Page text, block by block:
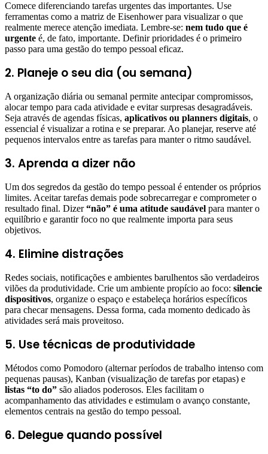
Comece diferenciando tarefas urgentes das importantes. Use
ferramentas como a matriz de Eisenhower para visualizar o que
realmente merece atenção imediata. Lembre-se: nem tudo que é
urgente é, de fato, importante. Definir prioridades é o primeiro
passo para uma gestão do tempo pessoal eficaz.
2. Planeje o seu dia (ou semana)
A organização diária ou semanal permite antecipar compromissos,
alocar tempo para cada atividade e evitar surpresas desagradáveis.
Seja através de agendas físicas, aplicativos ou planners digitais, o
essencial é visualizar a rotina e se preparar. Ao planejar, reserve até
pequenos intervalos entre as tarefas para manter o ritmo saudável.
3. Aprenda a dizer não
Um dos segredos da gestão do tempo pessoal é entender os próprios
limites. Aceitar tarefas demais pode sobrecarregar e comprometer o
resultado final. Dizer“não” é uma atitude saudável para manter o
equilíbrio e garantir foco no que realmente importa para seus
objetivos.
4. Elimine distrações
Redes sociais, notificações e ambientes barulhentos são verdadeiros
vilões da produtividade. Crie um ambiente propício ao foco: silencie
dispositivos, organize o espaço e estabeleça horários específicos
para checar mensagens. Dessa forma, cada momento dedicado às
atividades será mais proveitoso.
5. Use técnicas de produtividade
Métodos como Pomodoro (alternar períodos de trabalho intenso com
pequenas pausas), Kanban (visualização de tarefas por etapas) e
listas “to do” são aliados poderosos. Eles facilitam o
acompanhamento das atividades e estimulam o avanço constante,
elementos centrais na gestão do tempo pessoal.
6. Delegue quando possível